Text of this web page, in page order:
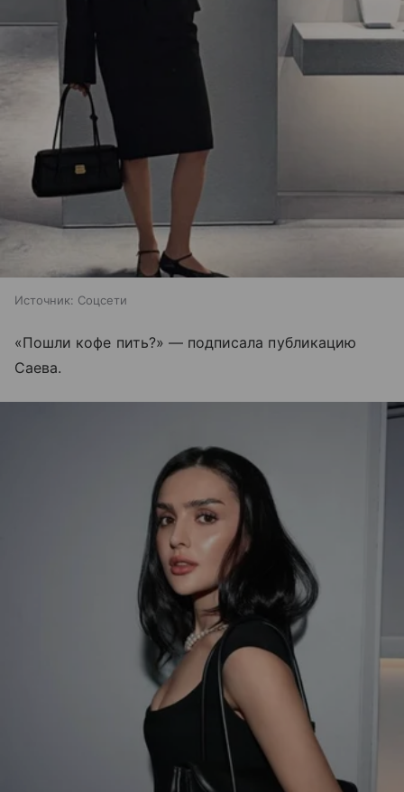
Источник: Соцсети
«Пошли кофе пить?» — подписала публикацию
Саева.